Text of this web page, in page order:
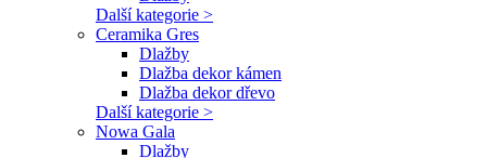
Další kategorie >
Ceramika Gres
Dlažby
Dlažba dekor kámen
Dlažba dekor dřevo
Další kategorie >
Nowa Gala
Dlažby